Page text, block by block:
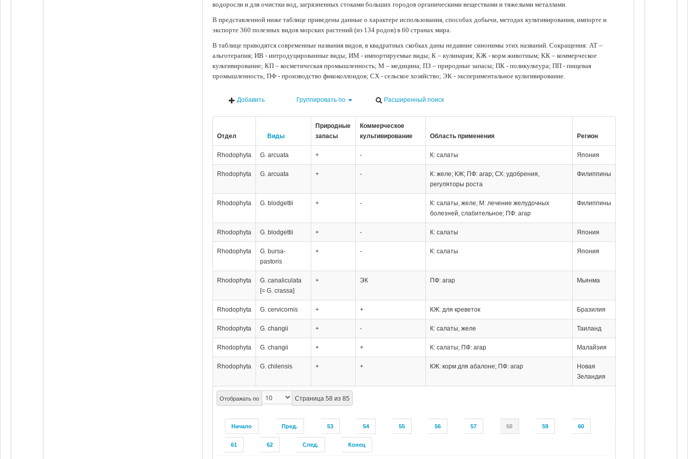
водоросли и для очистки вод, загрязненных стоками больших городов органическими веществами и тяжелыми металлами.
В представленной ниже таблице приведены данные о характере использования, способах добычи, методах культивирования, импорте и
экспорте 360 полезных видов морских растений (из 134 родов) в 60 странах мира.
В таблице приводятся современные названия видов, в квадратных скобках даны недавние синонимы этих названий. Сокращения: АТ –
альготерапия; ИВ - интродуцированные виды; ИМ - импортируемые виды; К – кулинария; КЖ - корм животным; КК – коммерческое
культивирование; КП – косметическая промышленность; М – медицина; ПЗ – природные запасы; ПК - поликультура; ПП - пищевая
промышленность; ПФ - производство фикоколлоидов; СХ - сельское хозяйство; ЭК - экспериментальное культивирование.
Добавить Группировать по Расширенный поиск
Отдел Виды
Природные
запасы
Коммерческое
культивирование
Область применения Регион
Отображать по Страница 58 из 85
Начало Пред. 53 54 55 56 57 58 59 60
61 62 След. Конец
Rhodophyta G. arcuata + - К: салаты Япония
Rhodophyta G. arcuata + -
К: желе; КЖ; ПФ: агар; СХ: удобрения,
регуляторы роста
Филиппины
Rhodophyta G. blodgettii + -
К: салаты, желе; М: лечение желудочных
болезней, слабительное; ПФ: агар
Филиппины
Rhodophyta G. blodgettii + - К: салаты Япония
Rhodophyta
G. bursa-
pastoris
+ - К: салаты Япония
Rhodophyta
G. canaliculata
[= G. crassa]
+ ЭК ПФ: агар Мьянма
Rhodophyta G. cervicornis + + КЖ: для креветок Бразилия
Rhodophyta G. changii + - К: салаты, желе Таиланд
Rhodophyta G. changii + + К: салаты; ПФ: агар Малайзия
Rhodophyta G. chilensis + + КЖ: корм для абалоне; ПФ: агар
Новая
Зеландия